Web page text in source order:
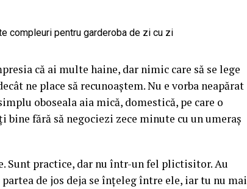
cu personalitate. Când porți ceva turcoaz, nu te
reci care îl liniștesc și îl extind. Sezonul
Florile naturale și cele lucrate manual, din
la aceeași culoare, în funcție de lumina
devine spălăcit într-o zi cenușie de
că ai multe haine, dar nimic care să se lege
ne place să recunoaștem. Nu e vorba neapărat
oboseala aia mică, domestică, pe care o
bine fără să negociezi zece minute cu un umeraș
Sunt practice, dar nu într-un fel plictisitor. Au
de jos deja se înțeleg între ele, iar tu nu mai